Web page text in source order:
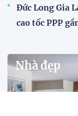
Đức Long Gia
cao tốc PPP
Nhà đẹp